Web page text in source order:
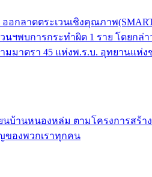
ลาดตระเวนเชิงคุณภาพ
วนฯพบการกระทำผิด 1 ราย โดย
มาตรา 45 แห่งพ.ร.บ. อุทยานแห่ง
บ้านหนองหล่ม ตามโครงการสร้
ของพวกเราทุกคน